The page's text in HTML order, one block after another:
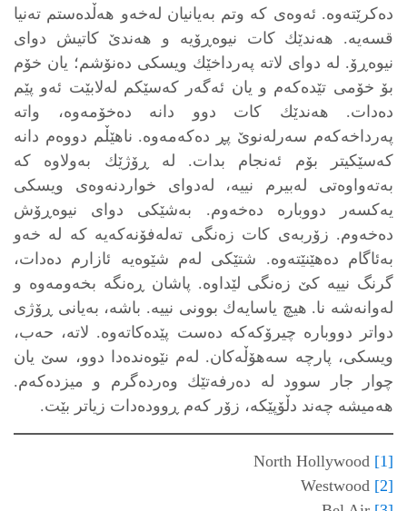
ده‌كرێته‌وه‌. ئه‌وه‌ی كه‌ وتم به‌یانیان له‌خه‌و هه‌ڵده‌ستم ته‌نیا
قسه‌یه‌. هه‌ندێك كات نیوه‌ڕۆیه‌ و هه‌ندێ كاتیش دوای
نیوه‌ڕۆ. له‌ دوای لاته‌ په‌رداخێك ویسكی ده‌نۆشم؛ یان خۆم
بۆ خۆمی تێده‌كه‌م و یان ئه‌گه‌ر كه‌سێكم له‌لابێت ئه‌و پێم
ده‌دات. هه‌ندێك كات دوو دانه‌ ده‌خۆمه‌وه‌، واته‌
په‌رداخه‌كه‌م سه‌رله‌نوێ پڕ ده‌كه‌مه‌وه‌. ناهێڵم دووه‌م دانه‌
كه‌سێكیتر بۆم ئه‌نجام بدات. له‌ ڕۆژێك به‌ولاوه‌ كه‌
به‌ته‌واوه‌تی له‌بیرم نییه‌، له‌دوای خواردنه‌وه‌ی ویسكی
یه‌كسه‌ر دووباره‌ ده‌خه‌وم. به‌شێكی دوای نیوه‌ڕۆش
ده‌خه‌وم. زۆربه‌ی كات زه‌نگی ته‌له‌فۆنه‌كه‌یه‌ كه‌ له‌ خه‌و
به‌ئاگام ده‌هێنێته‌وه‌. شتێكی له‌م شێوه‌یه‌ ئازارم ده‌دات،
گرنگ نییه‌ كێ زه‌نگی لێداوه‌. پاشان ڕه‌نگه‌ بخه‌ومه‌وه‌ و
له‌وانه‌شه‌ نا. هیچ یاسایه‌ك بوونی نییه‌. باشه‌، به‌یانی ڕۆژی
دواتر دووباره‌ چیرۆكه‌كه‌ ده‌ست پێده‌كاته‌وه‌. لاته‌، حه‌ب،
ویسكی، پارچه‌ سه‌هۆڵه‌كان. له‌م نێوه‌نده‌دا دوو، سێ یان
چوار جار سوود له‌ ده‌رفه‌تێك وه‌رده‌گرم و میزده‌كه‌م.
هه‌میشه‌ چه‌ند دڵۆپێكه‌‌، زۆر كه‌م ڕووده‌دات زیاتر بێت.
[1]
[2]